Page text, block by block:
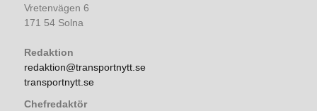
Vretenvägen 6
171 54 Solna
Redaktion
redaktion@transportnytt.se
transportnytt.se
Chefredaktör